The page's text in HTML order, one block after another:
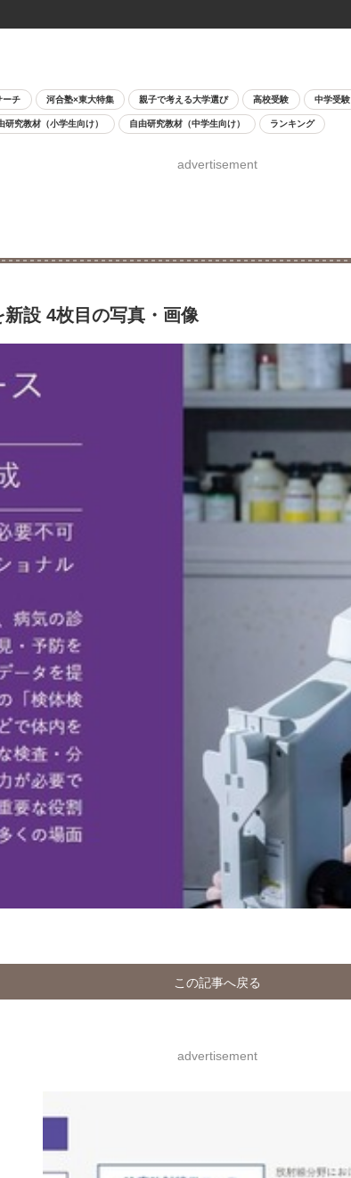
ーチ 河合塾×東大特集 親子で考える大学選び 高校受験 中学受験
研究教材（小学生向け） 自由研究教材（中学生向け） ランキング
advertisement
新設 4枚目の写真・画像
この記事へ戻る
advertisement